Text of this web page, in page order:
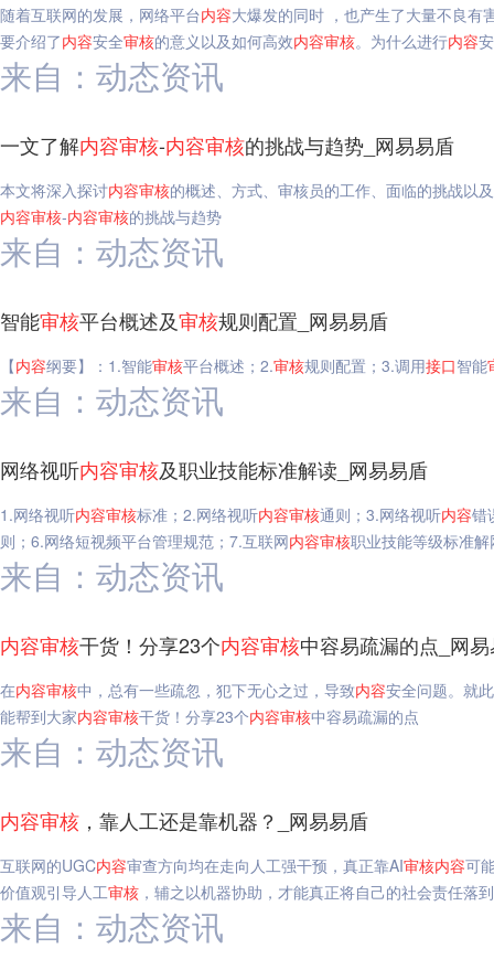
随着互联网的发展，网络平台内容大爆发的同时 ，也产生了大量不良有
要介绍了内容安全审核的意义以及如何高效内容审核。为什么进行内容
来自：动态资讯
一文了解内容审核-内容审核的挑战与趋势_网易易盾
本文将深入探讨内容审核的概述、方式、审核员的工作、面临的挑战以
内容审核-内容审核的挑战与趋势
来自：动态资讯
智能审核平台概述及审核规则配置_网易易盾
【内容纲要】：1.智能审核平台概述；2.审核规则配置；3.调用接口智能
来自：动态资讯
网络视听内容审核及职业技能标准解读_网易易盾
1.网络视听内容审核标准；2.网络视听内容审核通则；3.网络视听内容错
则；6.网络短视频平台管理规范；7.互联网内容审核职业技能等级标准
来自：动态资讯
内容审核干货！分享23个内容审核中容易疏漏的点_网
在内容审核中，总有一些疏忽，犯下无心之过，导致内容安全问题。就
能帮到大家内容审核干货！分享23个内容审核中容易疏漏的点
来自：动态资讯
内容审核 ，靠人工还是靠机器？_网易易盾
互联网的UGC内容审查方向均在走向人工强干预，真正靠AI审核内容可
价值观引导人工审核 ，辅之以机器协助，才能真正将自己的社会责任落
来自：动态资讯